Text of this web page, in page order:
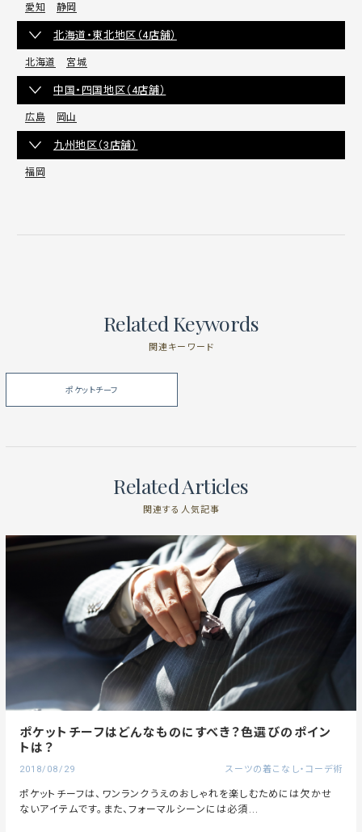
愛知 静岡
北海道・東北地区（4店舗）
北海道 宮城
中国・四国地区（4店舗）
広島 岡山
九州地区（3店舗）
福岡
Related Keywords
関連キーワード
ポケットチーフ
Related Articles
関連する人気記事
ポケットチーフはどんなものにすべき？色選びのポイン
トは？
2018/08/29 スーツの着こなし・コーデ術
ポケットチーフは、ワンランクうえのおしゃれを楽しむためには欠かせ
ないアイテムです。また、フォーマルシーンには必須...